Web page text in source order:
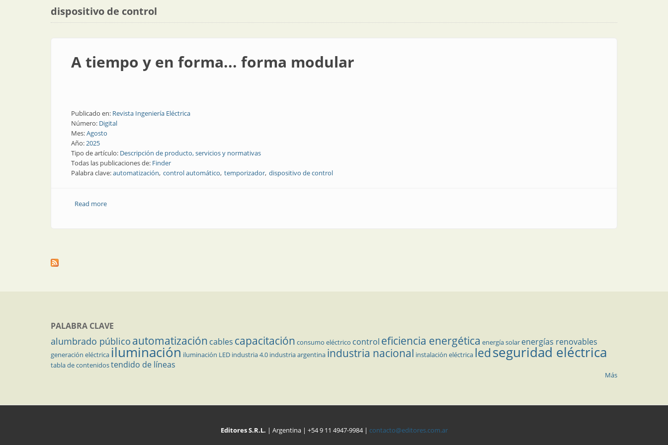
dispositivo de control
A tiempo y en forma... forma modular
Publicado en: Revista Ingeniería Eléctrica
Número: Digital
Mes:Agosto
Año:2025
Tipo de artículo: Descripción de producto, servicios y normativas
Todas las publicaciones de: Finder
Palabra clave:automatización control automático temporizador dispositivo de control
Read moreabout A tiempo y en forma... forma modular
PALABRA CLAVE
alumbrado público automatización cables capacitación consumo eléctrico control eficiencia energética energía solar energías renovables
generación eléctrica iluminación iluminación LED industria 4.0 industria argentina industria nacional instalación eléctrica ledseguridad eléctrica
tabla de contenidostendido de líneas
Más
Editores S.R.L. | Argentina | +54 9 11 4947-9984 | contacto@editores.com.ar